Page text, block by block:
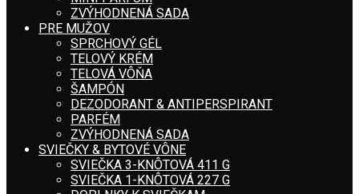
ZVÝHODNENÁ SADA
PRE MUŽOV
SPRCHOVÝ GÉL
TELOVÝ KRÉM
TELOVÁ VÔŇA
ŠAMPÓN
DEZODORANT & ANTIPERSPIRANT
PARFÉM
ZVÝHODNENÁ SADA
SVIEČKY & BYTOVÉ VÔNE
SVIEČKA 3-KNÔTOVÁ 411 G
SVIEČKA 1-KNÔTOVÁ 227 G